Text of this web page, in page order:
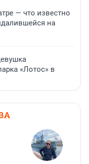
— что известно
на
«Лотос» в